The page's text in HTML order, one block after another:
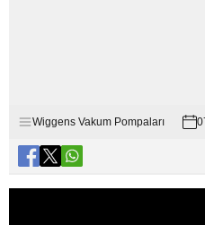
Wiggens Vakum Pompaları